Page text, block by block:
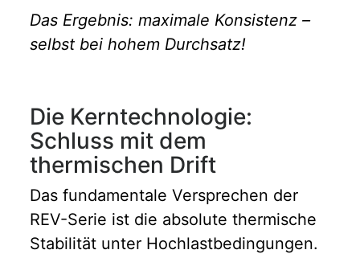
Das Ergebnis: maximale Konsistenz –
selbst bei hohem Durchsatz!
Die Kerntechnologie:
Schluss mit dem
thermischen Drift
Das fundamentale Versprechen der
REV-Serie ist die absolute thermische
Stabilität unter Hochlastbedingungen.